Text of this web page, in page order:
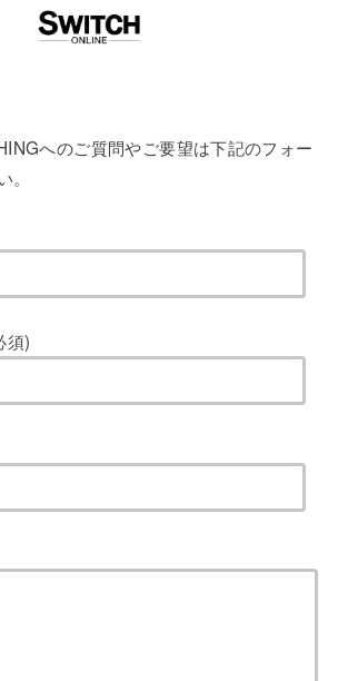
へのご質問やご要望は下記のフォー
須)